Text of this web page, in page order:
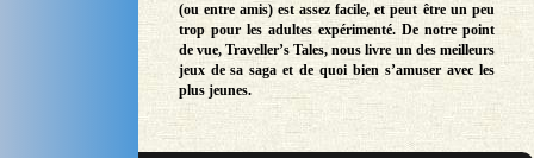
(ou entre amis) est assez facile, et peut être un peu
trop pour les adultes expérimenté. De notre point
de vue, Traveller’s Tales, nous livre un des meilleurs
jeux de sa saga et de quoi bien s’amuser avec les
plus jeunes.